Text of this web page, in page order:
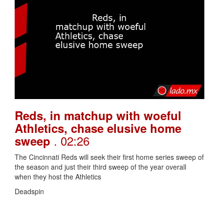
Reds, in matchup with woeful
Athletics, chase elusive home
sweep . 02:26
The Cincinnati Reds will seek their first home series sweep of
the season and just their third sweep of the year overall
when they host the Athletics
Deadspin